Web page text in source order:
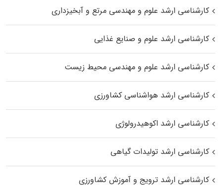
کارشناسی ارشد علوم و مهندسی مرتع و آبخیزداری
کارشناسی ارشد علوم و صنایع غذایی
کارشناسی ارشد علوم و مهندسی محیط زیست
کارشناسی ارشد هواشناسی کشاورزی
کارشناسی ارشد اکوهیدرولوژی
کارشناسی ارشد تولیدات گیاهی
کارشناسی ارشد ترویج و آموزش کشاورزی